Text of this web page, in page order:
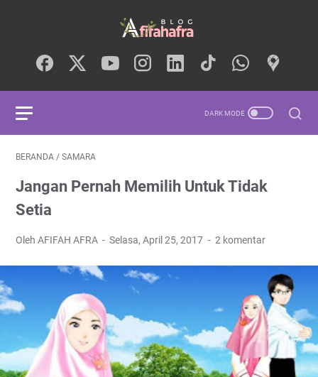
BERANDA / SAMARA
Jangan Pernah Memilih Untuk Tidak
Setia
Oleh AFIFAH AFRA Selasa, April 25, 2017 2 komentar